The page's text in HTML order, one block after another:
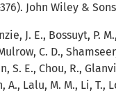
John Wiley &
J. E., Bossuyt, P.
C. D.,
S. E., Chou, R.,
A., Lalu, M. M., Li, T.,